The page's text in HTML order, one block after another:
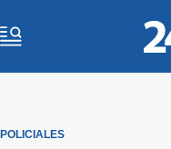
POLICIALES